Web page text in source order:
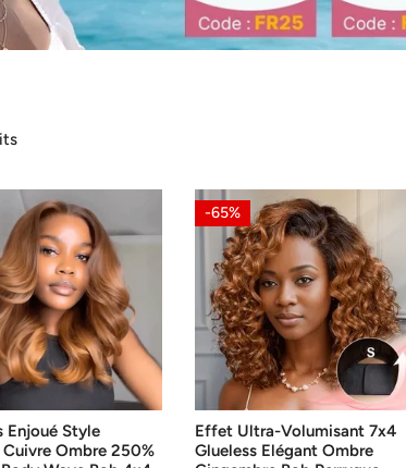
Enjoué Style
Ombre 250%
Effet
Ultra-
Volumisant
7x4
Glueless
Elégant
Ombre
Gingembre
Bob
Perruque
Sans
-65%
Effet Ultra-Volumisant 7x4
Glueless Elégant Ombre